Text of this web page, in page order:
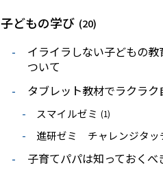
子どもの学び (20)
イライラしない子どもの教
ついて
タブレット教材でラクラク
スマイルゼミ (1)
進研ゼミ チャレンジタッ
子育てパパは知っておくべ